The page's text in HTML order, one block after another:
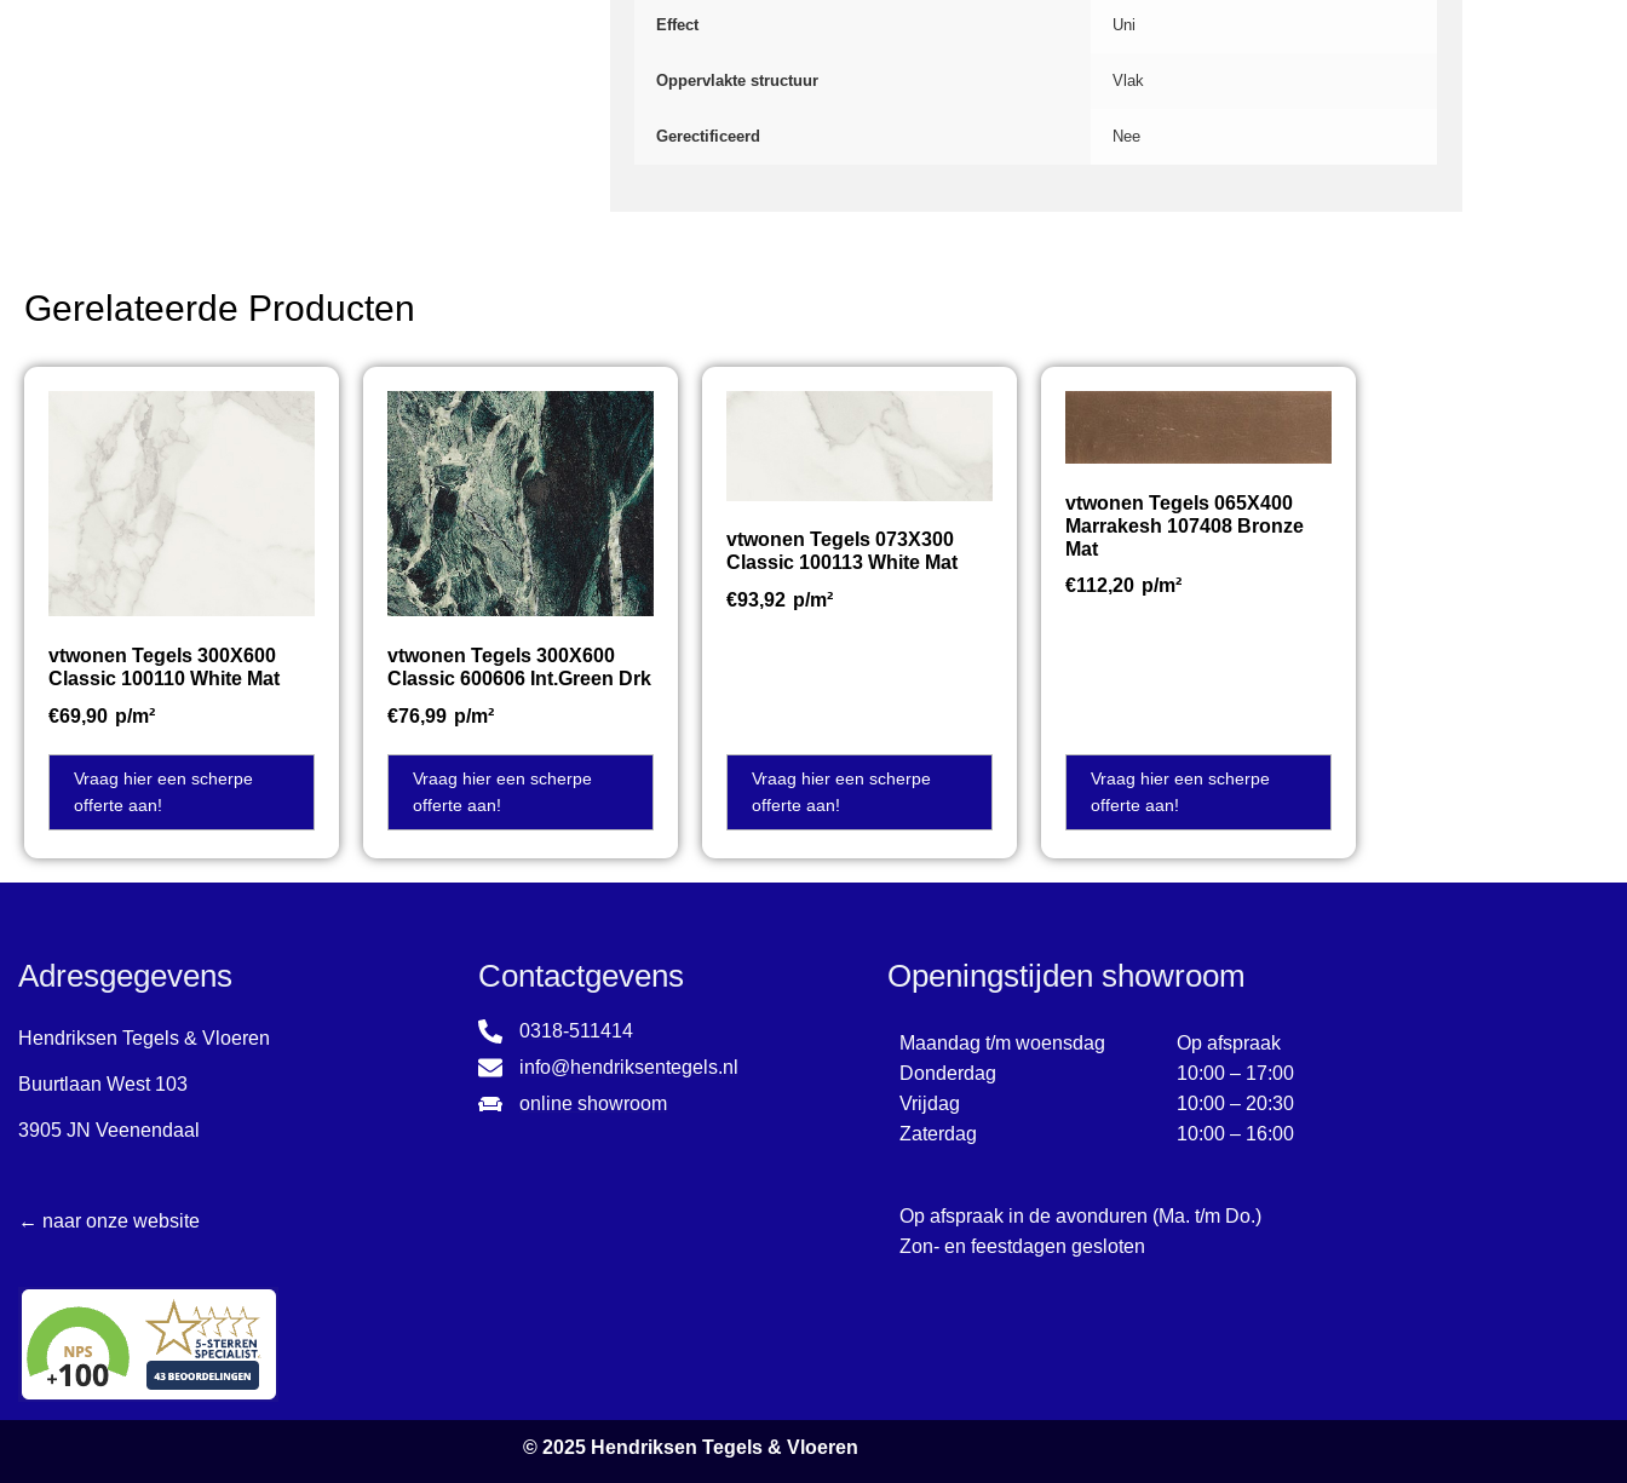
Effect Uni
Oppervlakte structuur Vlak
Gerectificeerd Nee
Gerelateerde Producten
vtwonen Tegels 300X600
Classic 100110 White Mat
€69,90 p/m²
Vraag hier een scherpe
offerte aan!
vtwonen Tegels 300X600
Classic 600606 Int.Green Drk
€76,99 p/m²
Vraag hier een scherpe
offerte aan!
vtwonen Tegels 073X300
Classic 100113 White Mat
€93,92 p/m²
Vraag hier een scherpe
offerte aan!
vtwonen Tegels 065X400
Marrakesh 107408 Bronze
Mat
€112,20 p/m²
Vraag hier een scherpe
offerte aan!
Adresgegevens
Hendriksen Tegels & Vloeren
Buurtlaan West 103
3905 JN Veenendaal
← naar onze website
Contactgevens
0318-511414
info@hendriksentegels.nl
online showroom
Openingstijden showroom
Maandag t/m woensdag
Donderdag
Vrijdag
Zaterdag
Op afspraak
10:00 – 17:00
10:00 – 20:30
10:00 – 16:00
Op afspraak in de avonduren (Ma. t/m Do.)
Zon- en feestdagen gesloten
© 2025 Hendriksen Tegels & Vloeren